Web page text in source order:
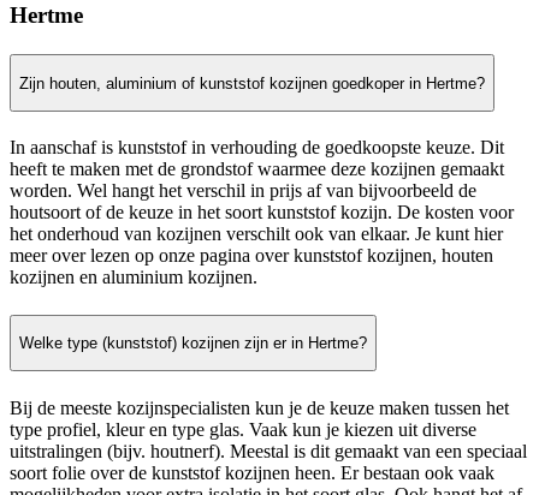
Hertme
Zijn houten, aluminium of kunststof kozijnen goedkoper in Hertme?
In aanschaf is kunststof in verhouding de goedkoopste keuze. Dit
heeft te maken met de grondstof waarmee deze kozijnen gemaakt
worden. Wel hangt het verschil in prijs af van bijvoorbeeld de
houtsoort of de keuze in het soort kunststof kozijn. De kosten voor
het onderhoud van kozijnen verschilt ook van elkaar. Je kunt hier
meer over lezen op onze pagina over kunststof kozijnen, houten
kozijnen en aluminium kozijnen.
Welke type (kunststof) kozijnen zijn er in Hertme?
Bij de meeste kozijnspecialisten kun je de keuze maken tussen het
type profiel, kleur en type glas. Vaak kun je kiezen uit diverse
uitstralingen (bijv. houtnerf). Meestal is dit gemaakt van een speciaal
soort folie over de kunststof kozijnen heen. Er bestaan ook vaak